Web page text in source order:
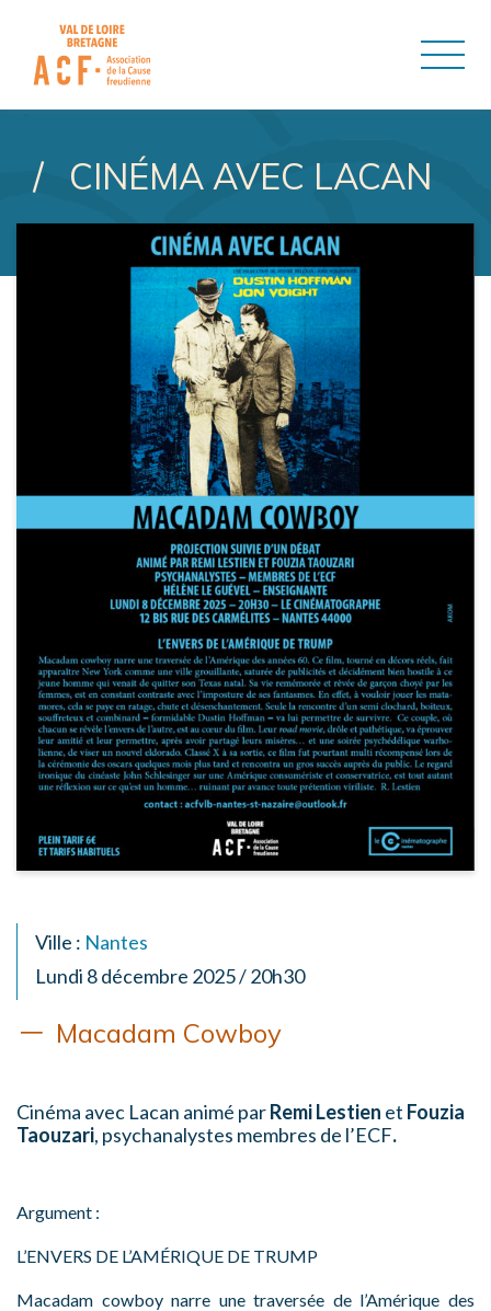
ASSOCIATION DE LA
CINÉMA AVEC LACAN
Ville : Nantes
Lundi 8 décembre 2025 / 20h30
Macadam Cowboy
Cinéma avec Lacan animé parRemi Lestien et Fouzia
Taouzari, psychanalystes membres de l’ECF.
Argument :
L’ENVERS DE L’AMÉRIQUE DE TRUMP
Macadam cowboy narre une traversée de l’Amérique des